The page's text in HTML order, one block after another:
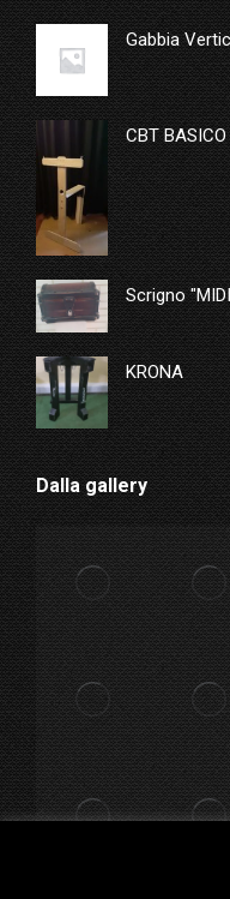
Gabbia
CBT BASICO
Scrigno
KRONA
Dalla gallery